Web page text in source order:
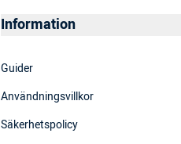
Information
Guider
Användningsvillkor
Säkerhetspolicy